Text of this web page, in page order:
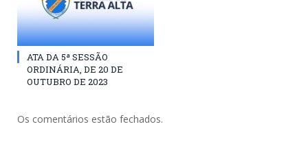
ATA DA 5ª SESSÃO
ORDINÁRIA, DE 20 DE
OUTUBRO DE 2023
Os comentários estão fechados.